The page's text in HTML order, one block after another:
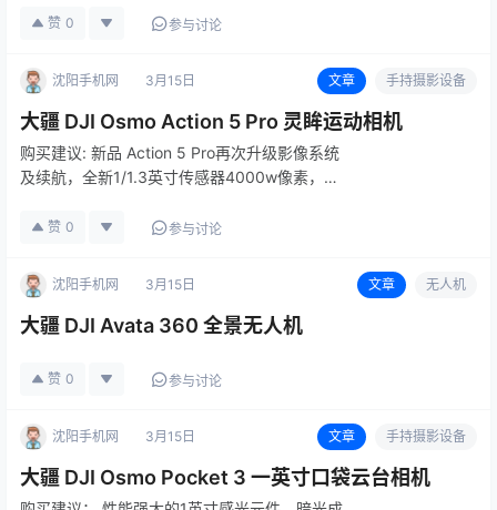
赞 0 参与讨论
沈阳手机网 3月15日 文章 手持摄影设备
大疆 DJI Osmo Action 5 Pro 灵眸运动相机
购买建议: 新品 Action 5 Pro再次升级影像系统
及续航，全新1/1.3英寸传感器4000w像素，夜
持双麦克风连接，4小时超长续航，双 OLED 高
赞 0 参与讨论
沈阳手机网 3月15日 文章 无人机
大疆 DJI Avata 360 全景无人机
赞 0 参与讨论
沈阳手机网 3月15日 文章 手持摄影设备
大疆 DJI Osmo Pocket 3 一英寸口袋云台相机